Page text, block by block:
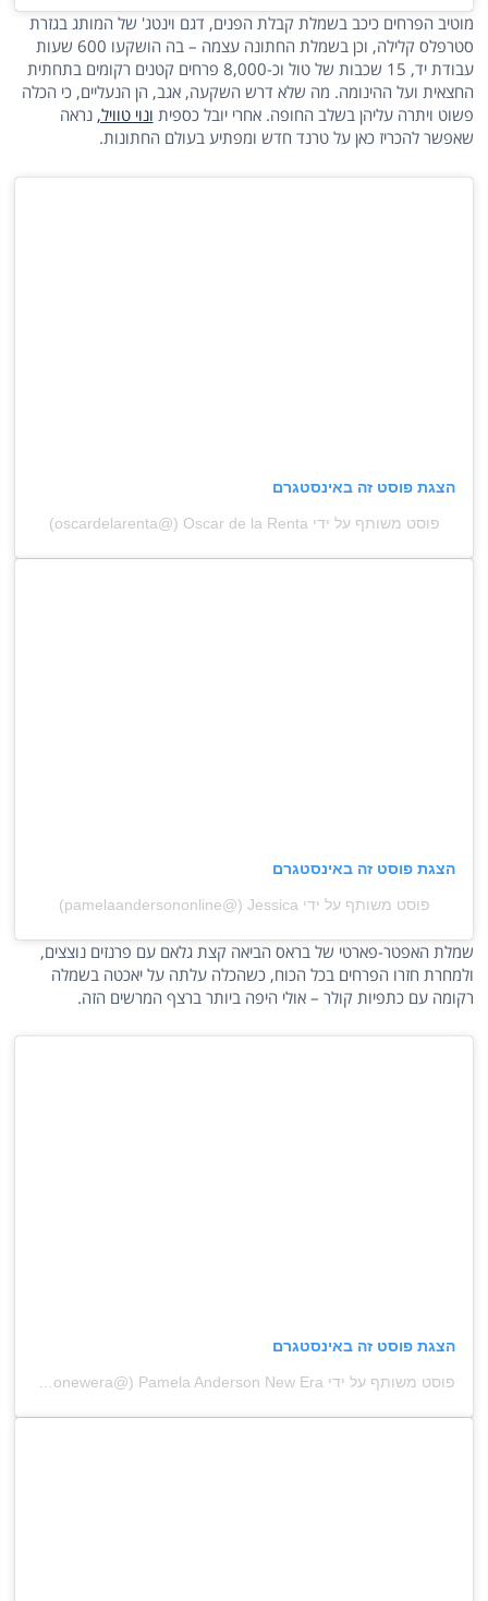
מוטיב הפרחים כיכב בשמלת קבלת הפנים, דגם וינטג' של המותג בגזרת
סטרפלס קלילה, וכן בשמלת החתונה עצמה – בה הושקעו 600 שעות
עבודת יד, 15 שכבות של טול וכ-8,000 פרחים קטנים רקומים בתחתית
החצאית ועל ההינומה. מה שלא דרש השקעה, אגב, הן הנעליים, כי הכלה
פשוט ויתרה עליהן בשלב החופה. אחרי יובל כספית ונוי טוויל,נראה
שאפשר להכריז כאן על טרנד חדש ומפתיע בעולם החתונות.
הצגת פוסט זה באינסטגרם
פוסט משותף על ידי ‏‎Oscar de la Renta‎‏ (@‏‎oscardelarenta‎‏)
הצגת פוסט זה באינסטגרם
פוסט משותף על ידי ‏‎Jessica‎‏ (@‏‎pamelaandersononline‎‏)
שמלת האפטר-פארטי של בראס הביאה קצת גלאם עם פרנזים נוצצים,
ולמחרת חזרו הפרחים בכל הכוח, כשהכלה עלתה על יאכטה בשמלה
רקומה עם כתפיות קולר – אולי היפה ביותר ברצף המרשים הזה.
הצגת פוסט זה באינסטגרם
פוסט משותף על ידי ‏‎Pamela Anderson New Era‎‏ (@‏‎pamelaandersonewera‎‏)